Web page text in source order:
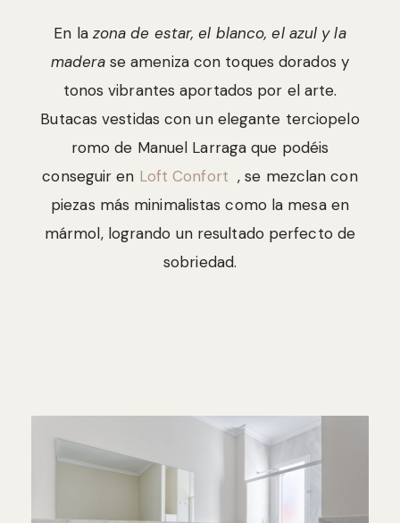
En la zona de estar, el blanco, el azul y la
maderase ameniza con toques dorados y
tonos vibrantes aportados por el arte.
Butacas vestidas con un elegante terciopelo
romo de Manuel Larraga que podéis
conseguir en Loft Confort , se mezclan con
piezas más minimalistas como la mesa en
mármol, logrando un resultado perfecto de
sobriedad.